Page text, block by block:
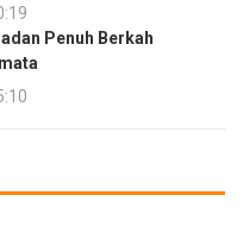
Penuh Berkah